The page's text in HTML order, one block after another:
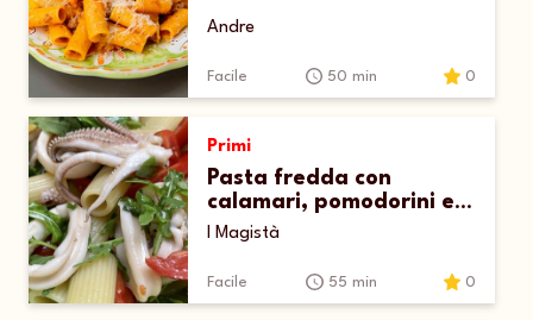
Andre
Facile 50 min 0
Primi
Pasta fredda con
calamari, pomodorini e
rucola
I Magistà
Facile 55 min 0